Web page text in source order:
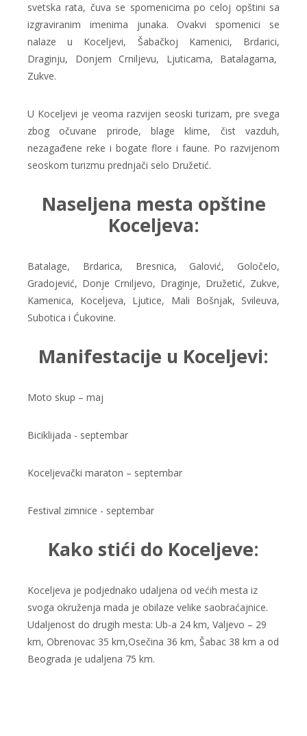
svetska rata, čuva se spomenicima po celoj opštini sa
izgraviranim imenima junaka. Ovakvi spomenici se
nalaze u Koceljevi, Šabačkoj Kamenici, Brdarici,
Draginju, Donjem Crniljevu, Ljuticama, Batalagama,
Zukve.
U Koceljevi je veoma razvijen seoski turizam, pre svega
zbog očuvane prirode, blage klime, čist vazduh,
nezagađene reke i bogate flore i faune. Po razvijenom
seoskom turizmu prednjači selo Družetić.
Naseljena mesta opštine
Koceljeva:
Batalage, Brdarica, Bresnica, Galović, Goločelo,
Gradojević, Donje Crniljevo, Draginje, Družetić, Zukve,
Kamenica, Koceljeva, Ljutice, Mali Bošnjak, Svileuva,
Subotica i Ćukovine.
Manifestacije u Koceljevi:
Moto skup – maj
Biciklijada - septembar
Koceljevački maraton – septembar
Festival zimnice - septembar
Kako stići do Koceljeve:
Koceljeva je podjednako udaljena od većih mesta iz
svoga okruženja mada je obilaze velike saobraćajnice.
Udaljenost do drugih mesta: Ub-a 24 km, Valjevo – 29
km, Obrenovac 35 km,Osečina 36 km, Šabac 38 km a od
Beograda je udaljena 75 km.